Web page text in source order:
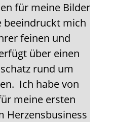
für meine Bilder
beeindruckt mich
feinen und
über einen
rund um
Ich habe von
meine ersten
Herzensbusiness